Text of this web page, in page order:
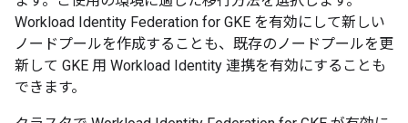
Workload Identity Federation for GKE を有効にして新しい
ノードプールを作成することも、既存のノードプールを更
新して GKE 用 Workload Identity 連携を有効にすることも
できます。